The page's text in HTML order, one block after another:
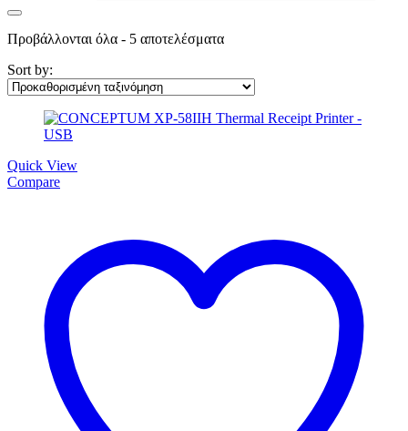
Προβάλλονται όλα - 5 αποτελέσματα
Sort by:
Quick View
Compare